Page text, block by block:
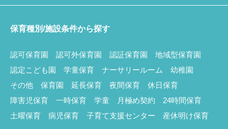
保育種別/施設条件から探す
認可保育園 認可外保育園 認証保育園
地域型保育園
認定こども園
学童保育 ナーサリールーム
幼稚園
その他
保育園 延長保育 夜間保育
休日保育
障害児保育
一時保育 学童 月極め契約
24時間保育
土曜保育
病児保育 子育て支援センター 産休明け保育